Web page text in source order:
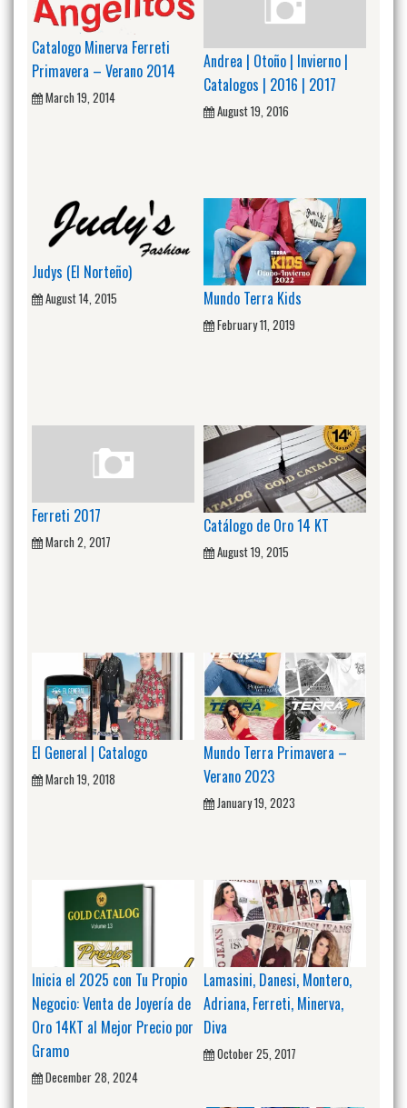
Catalogo Minerva Ferreti
Primavera – Verano 2014
March 19, 2014
Andrea | Otoño | Invierno |
Catalogos | 2016 | 2017
August 19, 2016
Judys (El Norteño)
August 14, 2015 Mundo Terra Kids
February 11, 2019
Ferreti 2017
March 2, 2017
Catálogo de Oro 14 KT
August 19, 2015
El General | Catalogo
March 19, 2018
Mundo Terra Primavera –
Verano 2023
January 19, 2023
Inicia el 2025 con Tu Propio
Negocio: Venta de Joyería de
Oro 14KT al Mejor Precio por
Gramo
December 28, 2024
Lamasini, Danesi, Montero,
Adriana, Ferreti, Minerva,
Diva
October 25, 2017